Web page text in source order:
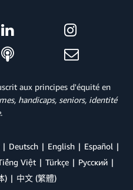
aux principes d'équité en
handicaps, seniors, identité
.
Deutsch English
Español
Việt Türkçe
Ρусский
) 中文 (繁體)